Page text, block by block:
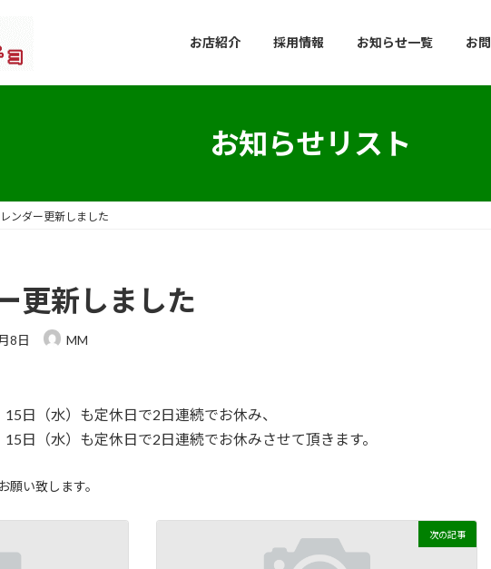
お店紹介 採用情報 お知らせ一覧 お
お知らせリスト
ンダー更新しました
更新しました
8日 MM
日（水）も定休日で2日連続でお休み、
日（水）も定休日で2日連続でお休みさせて頂きます。
願い致します。
次の記事